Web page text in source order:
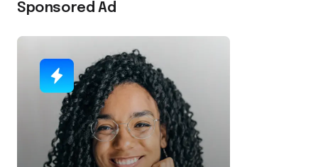
Sponsored Ad